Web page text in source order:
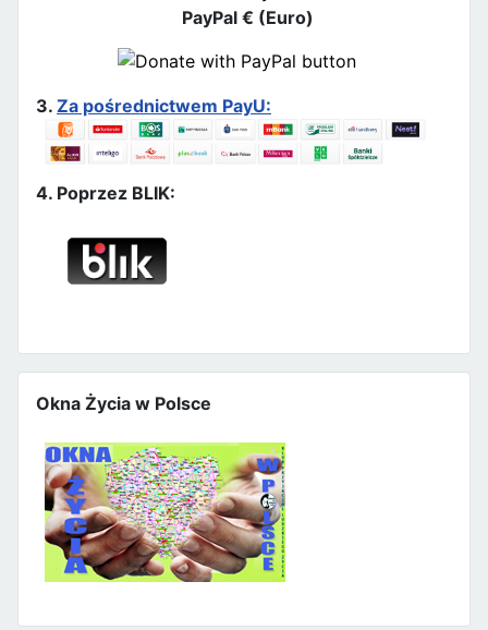
PayPal € (Euro)
3. Za pośrednictwem PayU:
4. Poprzez BLIK:
Okna Życia w Polsce